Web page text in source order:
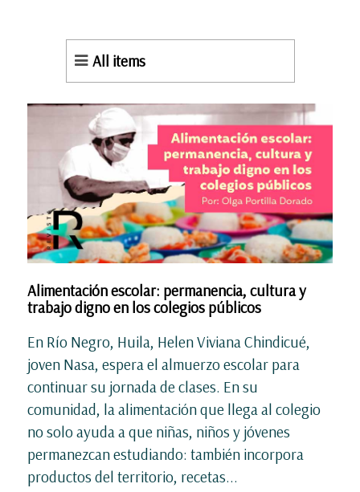
All items
Alimentación escolar: permanencia, cultura y
trabajo digno en los colegios públicos
En Río Negro, Huila, Helen Viviana Chindicué,
joven Nasa, espera el almuerzo escolar para
continuar su jornada de clases. En su
comunidad, la alimentación que llega al colegio
no solo ayuda a que niñas, niños y jóvenes
permanezcan estudiando: también incorpora
productos del territorio, recetas...